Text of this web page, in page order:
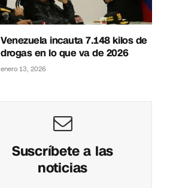
Venezuela incauta 7.148 kilos de
drogas en lo que va de 2026
enero 13, 2026
Suscríbete a las
noticias